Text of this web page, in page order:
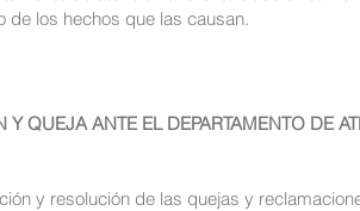
de los hechos que las causan.
QUEJA ANTE EL DEPARTAMENTO DE
y resolución de las quejas y